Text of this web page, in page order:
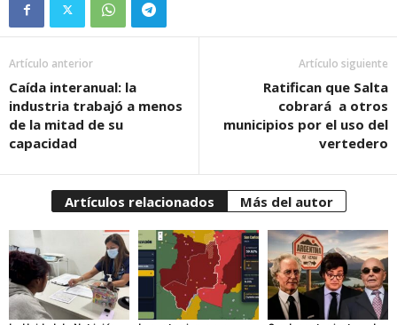
Artículo anterior
Caída interanual: la
industria trabajó a menos
de la mitad de su
capacidad
Artículo siguiente
Ratifican que Salta
cobrará a otros
municipios por el uso del
vertedero
Artículos relacionados Más del autor